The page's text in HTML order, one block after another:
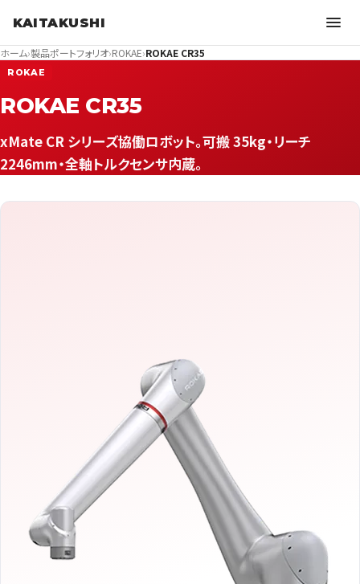
KAITAKUSHI
ホーム›製品ポートフォリオ›ROKAE›ROKAE CR35
ROKAE
ROKAE CR35
xMate CR シリーズ協働ロボット。可搬 35kg・リーチ
2246mm・全軸トルクセンサ内蔵。